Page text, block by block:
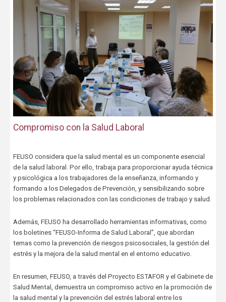
Compromiso con la Salud Laboral
FEUSO considera que la salud mental es un componente esencial
de la salud laboral. Por ello, trabaja para proporcionar ayuda técnica
y psicológica a los trabajadores de la enseñanza, informando y
formando a los Delegados de Prevención, y sensibilizando sobre
los problemas relacionados con las condiciones de trabajo y salud.
Además, FEUSO ha desarrollado herramientas informativas, como
los boletines “FEUSO-Informa de Salud Laboral”, que abordan
temas como la prevención de riesgos psicosociales, la gestión del
estrés y la mejora de la salud mental en el entorno educativo.
En resumen, FEUSO, a través del Proyecto ESTAFOR y el Gabinete de
Salud Mental, demuestra un compromiso activo en la promoción de
la salud mental y la prevención del estrés laboral entre los